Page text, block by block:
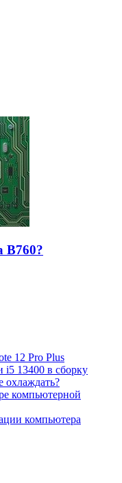
B760?
12 Pro Plus
13400 в сборку
компьютерной
компьютера